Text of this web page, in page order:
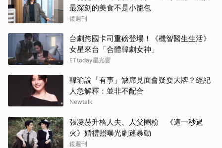
最深刻的美食不是小籠包
鏡週刊
台劇跨國卡司重磅登場！《機智醫生生活》
女星來台「合體韓劇女神」
ETtoday星光雲
韓瑜說「有事」缺席見面會疑耍大牌？經紀
人急解釋：並非不配合
Newtalk
張凌赫升格人夫、人父圈粉 《這一秒過
火》婚禮照曝光劇迷暴動
鏡週刊